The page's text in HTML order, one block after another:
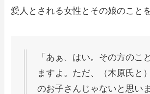
愛人とされる女性とその娘のこと
「あぁ、はい。その方のこ
ますよ。ただ、（木原氏と
のお子さんじゃないと思い